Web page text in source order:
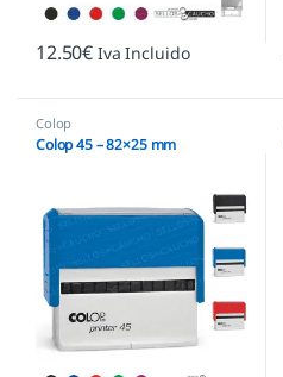
12.50€ Iva Incluido
Colop
Colop 45 – 82×25 mm